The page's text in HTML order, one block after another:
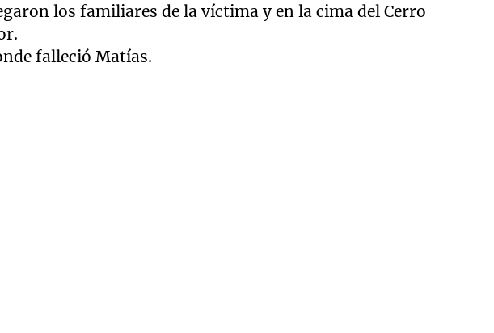
los familiares de la víctima y en la cima del Cerro
falleció Matías.